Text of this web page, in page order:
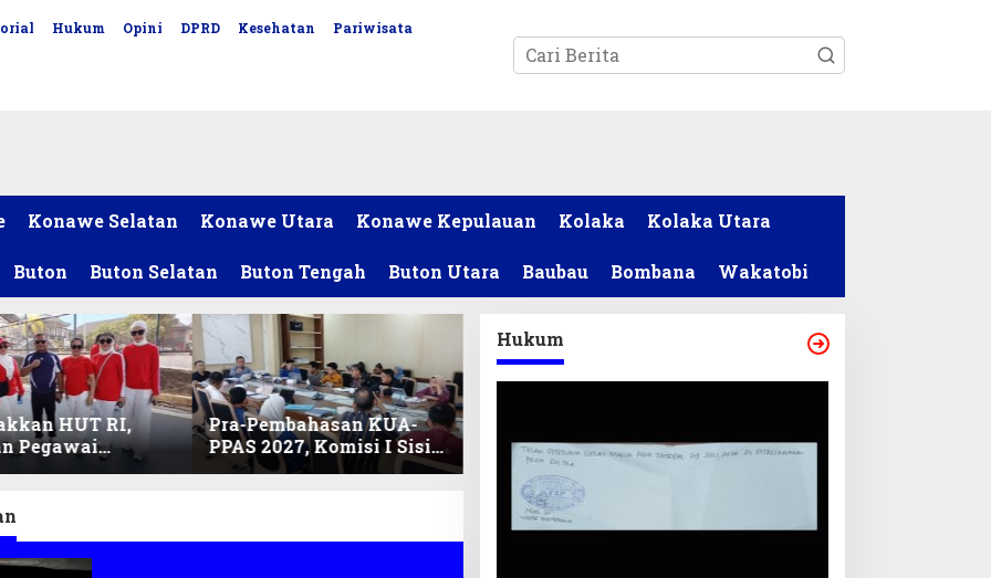
Hukum Opini DPRD Kesehatan Pariwisata
Konawe Selatan Konawe Utara Konawe Kepulauan Kolaka Kolaka Utara
Buton Buton Selatan Buton Tengah Buton Utara Baubau Bombana Wakatobi
HUT RI,
Pegawai
DPRD Sultra
Pra-Pembahasan KUA-
PPAS 2027, Komisi I Sisir
Program Prioritas
Hukum